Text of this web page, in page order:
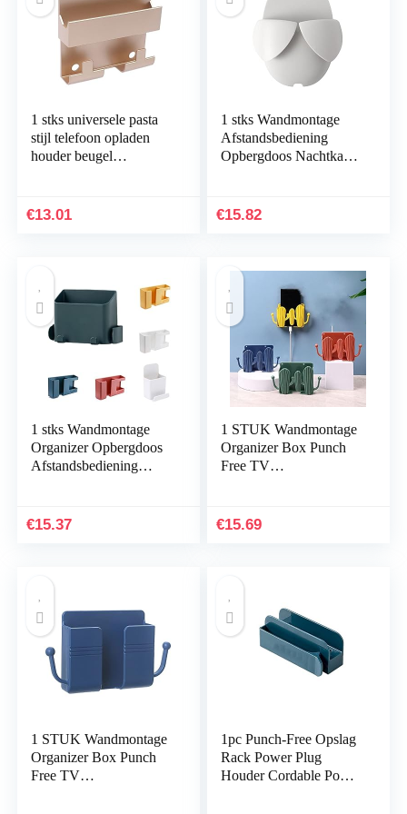
1 stks universele pasta
stijl telefoon opladen
houder beugel
Gold)
€13.01
1 stks Wandmontage
Afstandsbediening
Opbergdoos Nachtkast
Organizer (Color…
€15.82
1 stks Wandmontage
Organizer Opbergdoos
Afstandsbediening
Telefoon Plug Houder
€15.37
1 STUK Wandmontage
Organizer Box Punch
Free TV
telefoon plug wall
€15.69
1 STUK Wandmontage
Organizer Box Punch
Free TV
1pc Punch-Free Opslag
Rack Power Plug
Houder Cordable Power